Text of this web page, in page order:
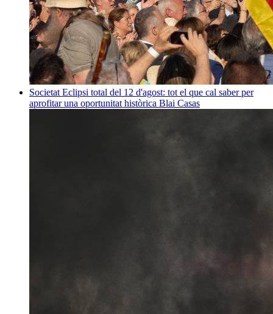
Societat Eclipsi total del 12 d'agost: tot el que cal saber per
aprofitar una oportunitat històrica Blai Casas